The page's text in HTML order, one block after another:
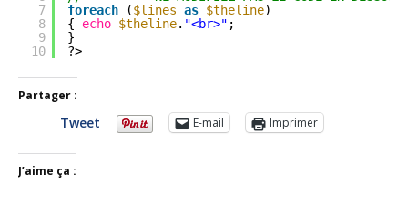
7
8
9
10
foreach
($lines as $theline)
{ echo $theline. "<br>" ;
}
?>
Partager :
Tweet E-mail Imprimer
J’aime ça :